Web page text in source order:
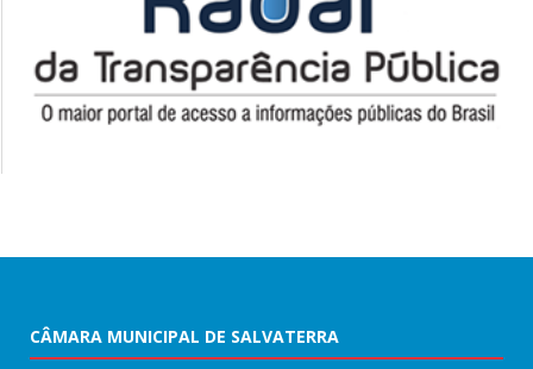
CÂMARA MUNICIPAL DE SALVATERRA